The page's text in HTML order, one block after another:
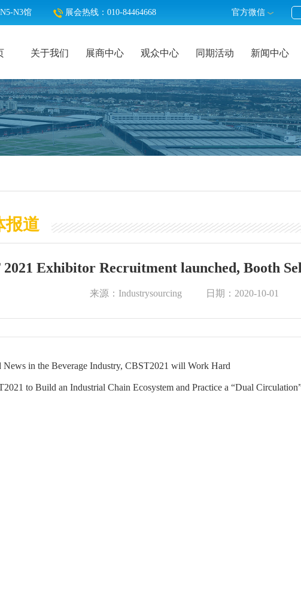
官方微信
N3馆 展会热线：010-84464668
关于我们 展商中心 观众中心 同期活动 新闻中心
报道
2021 Exhibitor Recruitment launched, Booth
来源：Industrysourcing 日期：2020-10-01
News in the Beverage Industry, CBST2021 will Work Hard
to Build an Industrial Chain Ecosystem and Practice a “Dual